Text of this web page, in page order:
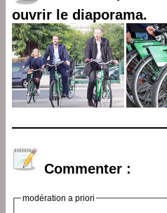
ouvrir le diaporama.
Commenter :
modération a priori